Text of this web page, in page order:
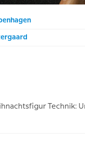
Technik: